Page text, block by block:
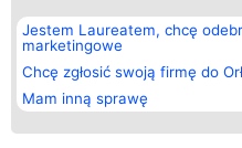
Jestem Laureatem, chcę
marketingowe
Chcę zgłosić swoją firmę do
Mam inną sprawę
Organizator plebiscytu
Bright Side Solutions sp. z o.
o. sp. k.
ul. Ruska 22
Wrocław 50-079
KRS 0000749100 | Regon
381313360 | NIP 8943132676